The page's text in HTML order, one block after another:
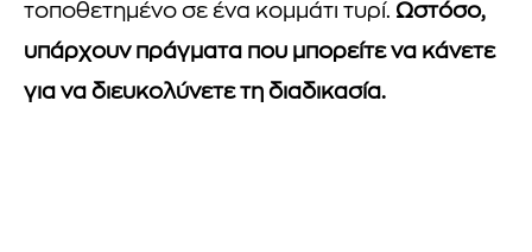
τοποθετημένο σε ένα κομμάτι τυρί. Ωστόσο,
υπάρχουν πράγματα που μπορείτε να κάνετε
για να διευκολύνετε τη διαδικασία.